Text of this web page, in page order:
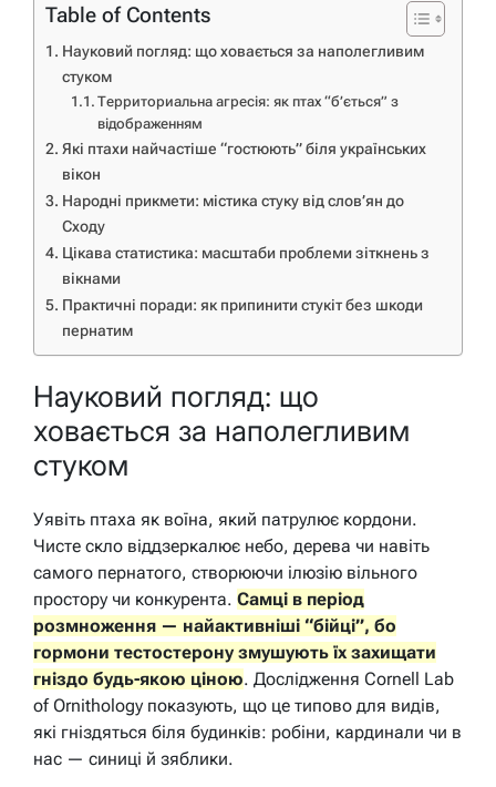
Table of Contents
Науковий погляд: що ховається за наполегливим
стуком
Территориальна агресія: як птах “б’ється” з
відображенням
Які птахи найчастіше “гостюють” біля українських
вікон
Народні прикмети: містика стуку від слов’ян до
Сходу
Цікава статистика: масштаби проблеми зіткнень з
вікнами
Практичні поради: як припинити стукіт без шкоди
пернатим
Науковий погляд: що
ховається за наполегливим
стуком
Уявіть птаха як воїна, який патрулює кордони.
Чисте скло віддзеркалює небо, дерева чи навіть
самого пернатого, створюючи ілюзію вільного
простору чи конкурента. Самці в період
розмноження — найактивніші “бійці”, бо
гормони тестостерону змушують їх захищати
гніздо будь-якою ціною. Дослідження Cornell Lab
of Ornithology показують, що це типово для видів,
які гніздяться біля будинків: робіни, кардинали чи в
нас — синиці й зяблики.